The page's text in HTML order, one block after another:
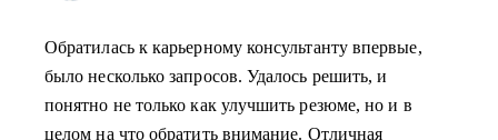
Обратилась к карьерному консультанту впервые,
было несколько запросов. Удалось решить, и
понятно не только как улучшить резюме, но и в
целом на что обратить внимание. Отличная